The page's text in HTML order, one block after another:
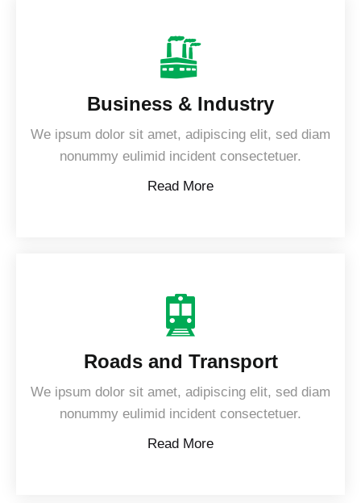
Business & Industry
We ipsum dolor sit amet, adipiscing elit, sed diam
nonummy eulimid incident consectetuer.
Read More
Roads and Transport
We ipsum dolor sit amet, adipiscing elit, sed diam
nonummy eulimid incident consectetuer.
Read More